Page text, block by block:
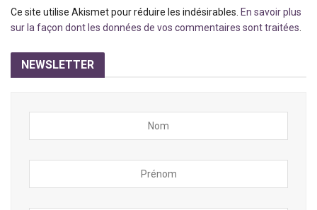
Ce site utilise Akismet pour réduire les indésirables. En savoir plus
sur la façon dont les données de vos commentaires sont traitées
NEWSLETTER